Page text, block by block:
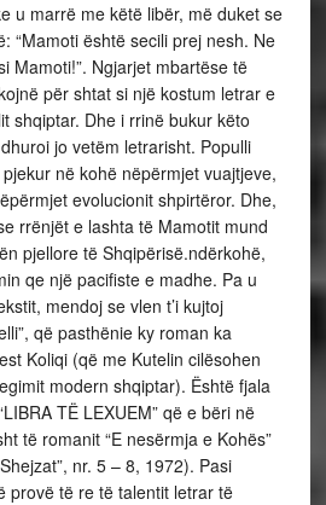
u marrë me këtë libër, më duket se
“Mamoti është secili prej nesh. Ne
Mamoti!”. Ngjarjet mbartëse të
për shtat si një kostum letrar e
shqiptar. Dhe i rrinë bukur këto
jo vetëm letrarisht. Populli
në kohë nëpërmjet vuajtjeve,
evolucionit shpirtëror. Dhe,
rrënjët e lashta të Mamotit mund
pjellore të Shqipërisë.ndërkohë,
qe një pacifiste e madhe. Pa u
mendoj se vlen t’i kujtoj
që pasthënie ky roman ka
Koliqi (që me Kutelin cilësohen
modern shqiptar). Është fjala
TË LEXUEM” që e bëri në
të romanit “E nesërmja e Kohës”
nr. 5 – 8, 1972). Pasi
provë të re të talentit letrar të